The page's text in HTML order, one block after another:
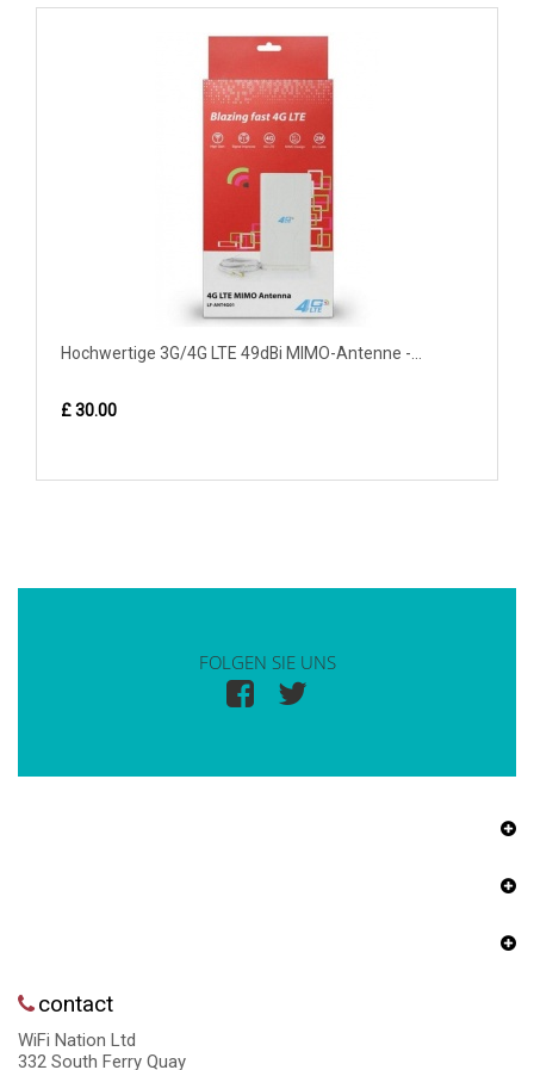
Hochwertige 3G/4G LTE 49dBi MIMO-Antenne -...
£ 30.00
FOLGEN SIE UNS
contact
WiFi Nation Ltd
332 South Ferry Quay